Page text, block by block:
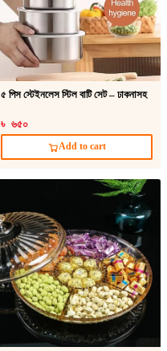
৫ পিস স্টেইনলেস স্টিল বাটি সেট – ঢাকনাসহ
৳ ৬৫০
Add to cart